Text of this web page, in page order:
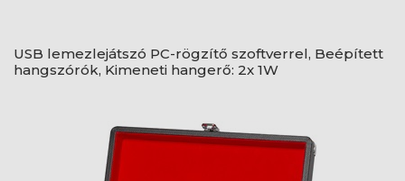
USB lemezlejátszó PC-rögzítő szoftverrel, Beépített
hangszórók, Kimeneti hangerő: 2x 1W